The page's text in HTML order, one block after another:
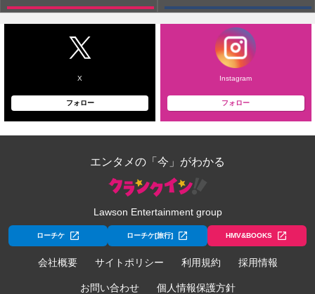
X
フォロー
Instagram
フォロー
エンタメの「今」がわかる
Lawson Entertainment group
ローチケ ローチケ[旅行] HMV&BOOKS
会社概要 サイトポリシー 利用規約 採用情報
お問い合わせ 個人情報保護方針